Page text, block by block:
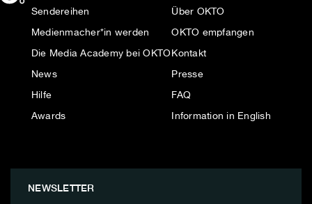
Sendereihen
Medienmacher*in werden
Die Media Academy bei OKTO
News
Hilfe
Awards
Über OKTO
OKTO empfangen
Kontakt
Presse
FAQ
Information in English
NEWSLETTER